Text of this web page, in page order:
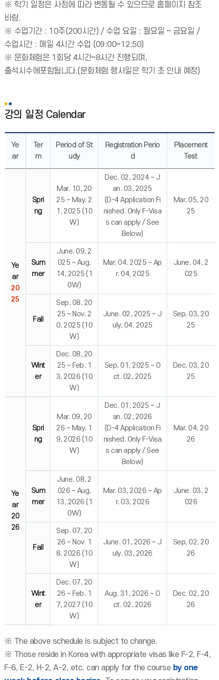
※ 학기 일정은 사정에 따라 변동될 수 있으므로 홈페이지 참조
바람.
※ 수업기간 : 10주(200시간) / 수업 요일 : 월요일 ~ 금요일 /
수업시간 : 매일 4시간 수업 (09:00~12:50)
※ 문화체험은 1회당 4시간~8시간 진행되며,
출석시수에포함됩니다.(문화체험 행사일은 학기 초 안내 예정)
강의 일정 Calendar
Ye
ar
Ter
m
Period of St
udy
Registration Perio
d
Placement
Test
Ye
ar
20
25
Spri
ng
Mar. 10, 20
25 ~ May. 2
1, 2025 (10
W)
Dec. 02, 2024 ~ J
an. 03, 2025
(D-4 Application Fi
nished. Only F-Visa
s can apply / See
Below)
Mar. 05, 20
25
Sum
mer
June. 09, 2
025 ~ Aug.
14, 2025 (1
0W)
Mar. 04. 2025 ~ Ap
r. 04, 2025
June. 04, 2
025
Fall
Sep. 08, 20
25 ~ Nov. 2
0, 2025 (10
W)
June. 02, 2025 ~ J
uly, 04, 2025
Sep. 03, 20
25
Wint
er
Dec. 08, 20
25 ~ Feb. 1
3, 2026 (10
W)
Sep. 01, 2025 ~ O
ct. 02, 2025
Dec. 03, 20
25
Ye
ar
20
26
Spri
ng
Mar. 09, 20
26 ~ May. 1
9, 2026 (10
W)
Dec. 01, 2025 ~ J
an. 02, 2026
(D-4 Application Fi
nished. Only F-Visa
s can apply / See
Below)
Mar. 04, 20
26
Sum
mer
June. 08, 2
026 ~ Aug,
13, 2026 (1
0W)
Mar. 03, 2026 ~ Ap
r. 03, 2026
June. 03, 2
026
Fall
Sep. 07, 20
26 ~ Nov. 1
8, 2026 (10
W)
June. 01, 2026 ~ J
uly. 03, 2026
Sep, 02, 20
26
Wint
er
Dec. 07, 20
26 ~ Feb. 1
7, 2027 (10
W)
Aug. 31, 2026 ~ O
ct. 02, 2026
Dec. 02, 20
26
※ The above schedule is subject to change.
※ Those reside in Korea with appropriate visas like F-2, F-4,
F-6, E-2, H-2, A-2, etc. can apply for the course by one